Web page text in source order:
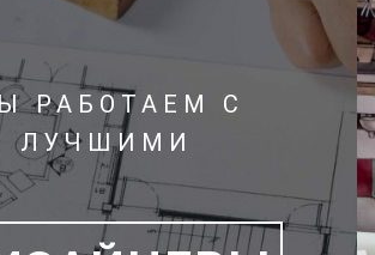
РАБОТАЕМ С
ЛУЧШИМИ